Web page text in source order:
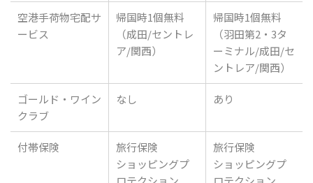
空港手荷物宅配サ
ービス
帰国時1個無料
（成田/セントレ
ア/関西）
帰国時1個無料
（羽田第2・3タ
ーミナル/成田/セ
ントレア/関西）
ゴールド・ワイン
クラブ
なし あり
付帯保険
旅行保険
ショッピングプ
旅行保険
ショッピングプ